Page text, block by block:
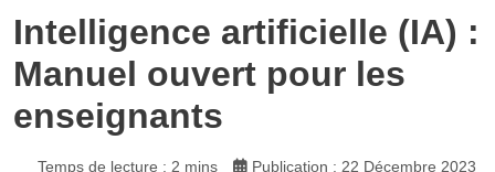
Intelligence artificielle (IA) :
Manuel ouvert pour les
enseignants
Temps de lecture : 2 mins Publication : 22 Décembre 2023